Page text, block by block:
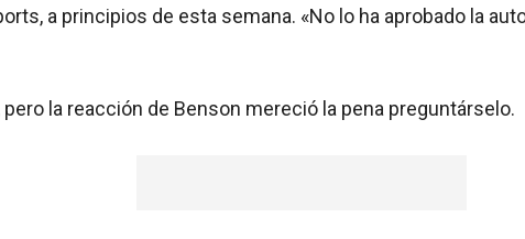
a principios de esta semana. «No lo ha aprobado la
pero la reacción de Benson mereció la pena preguntárselo.